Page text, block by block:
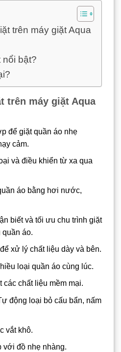
trên máy giặt Aqua
nổi bật?
trên máy giặt Aqua
để giặt quần áo nhẹ
cảm.
và điều khiển từ xa qua
áo bằng hơi nước,
biết và tối ưu chu trình giặt
áo.
xử lý chất liệu dày và bên.
loại quần áo cùng lúc.
các chất liệu mềm mại.
động loại bỏ cấu bẩn, nấm
vắt khô.
với đồ nhẹ nhàng.